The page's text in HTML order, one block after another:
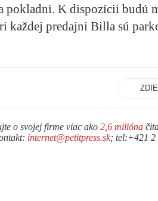
pokladni. K dispozícii budú
každej predajni Billa sú
o svojej firme viac ako 2,6 milióna
internet@petitpress.sk; tel:+421 2